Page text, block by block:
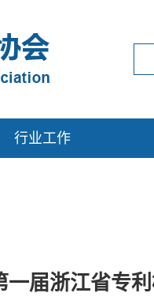
行业工作
一届浙江省专